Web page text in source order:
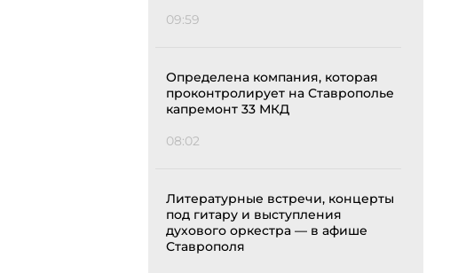
09:59
Определена компания, которая
проконтролирует на Ставрополье
капремонт 33 МКД
08:02
Литературные встречи, концерты
под гитару и выступления
духового оркестра — в афише
Ставрополя